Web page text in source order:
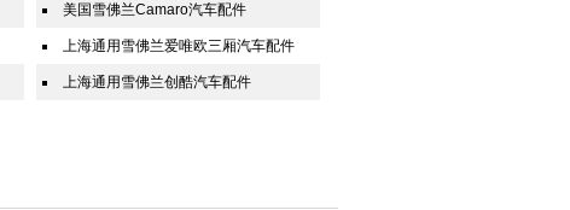
美国雪佛兰Camaro汽车配件
上海通用雪佛兰爱唯欧三厢汽车配件
上海通用雪佛兰创酷汽车配件